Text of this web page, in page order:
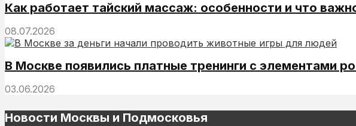
Как работает тайский массаж: особенности и что
08.07.2026
В Москве появились платные тренинги с элементами
03.06.2026
Новости Москвы и Подмосковья